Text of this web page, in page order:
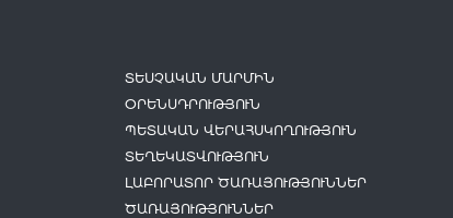
ՏԵՍՉԱԿԱՆ ՄԱՐՄԻՆ
ՕՐԵՆՍԴՐՈՒԹՅՈՒՆ
ՊԵՏԱԿԱՆ ՎԵՐԱՀՍԿՈՂՈՒԹՅՈՒՆ
ՏԵՂԵԿԱՏՎՈՒԹՅՈՒՆ
ԼԱԲՈՐԱՏՈՐ ԾԱՌԱՅՈՒԹՅՈՒՆՆԵՐ
ԾԱՌԱՅՈՒԹՅՈՒՆՆԵՐ